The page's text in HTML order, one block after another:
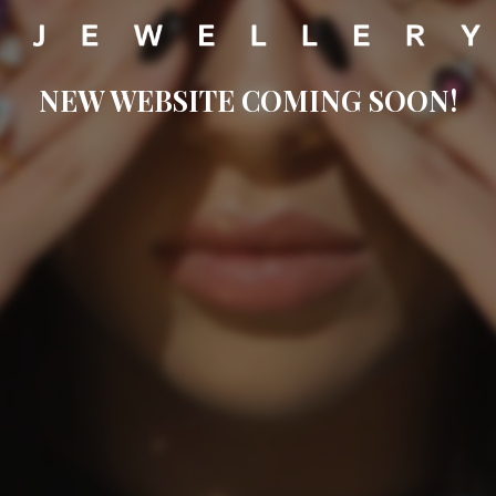
NEW WEBSITE COMING SOON!